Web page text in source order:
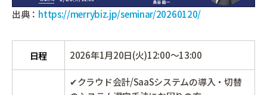
出典： https://merrybiz.jp/seminar/20260120/
日程 2026年1月20日(火)12:00～13:00
✔クラウド会計/SaaSシステムの導入・切替